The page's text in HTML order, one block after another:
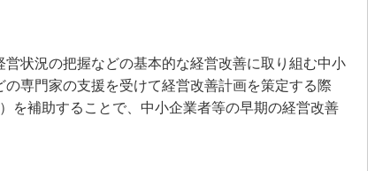
状況の把握などの基本的な経営改善に取り組む中小
専門家の支援を受けて経営改善計画を策定する際
を補助することで、中小企業者等の早期の経営改善